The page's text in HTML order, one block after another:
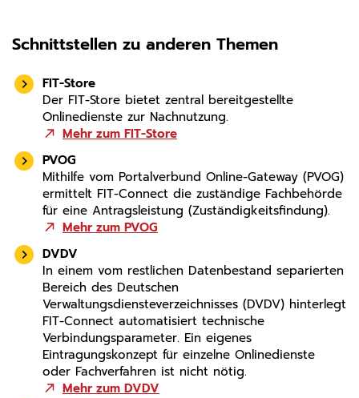
Schnittstellen zu anderen Themen
FIT-Store
Der FIT-Store bietet zentral bereitgestellte
Onlinedienste zur Nachnutzung.
Mehr zum FIT-Store
PVOG
Mithilfe vom Portalverbund Online-Gateway (PVOG)
ermittelt FIT-Connect die zuständige Fachbehörde
für eine Antragsleistung (Zuständigkeitsfindung).
Mehr zum PVOG
DVDV
In einem vom restlichen Datenbestand separierten
Bereich des Deutschen
Verwaltungsdiensteverzeichnisses (DVDV) hinterlegt
FIT-Connect automatisiert technische
Verbindungsparameter. Ein eigenes
Eintragungskonzept für einzelne Onlinedienste
oder Fachverfahren ist nicht nötig.
Mehr zum DVDV